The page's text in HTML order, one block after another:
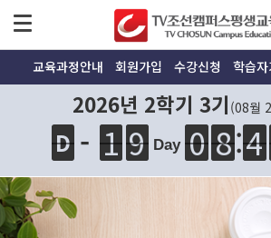
교육과정안내 회원가입 수강신청 학습
2026년 2학기 3기 (08월
D - Day
1
1 9
9 0
0 8
8:4
4